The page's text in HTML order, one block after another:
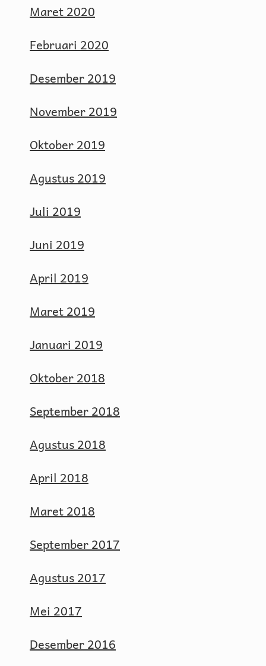
Maret 2020
Februari 2020
Desember 2019
November 2019
Oktober 2019
Agustus 2019
Juli 2019
Juni 2019
April 2019
Maret 2019
Januari 2019
Oktober 2018
September 2018
Agustus 2018
April 2018
Maret 2018
September 2017
Agustus 2017
Mei 2017
Desember 2016